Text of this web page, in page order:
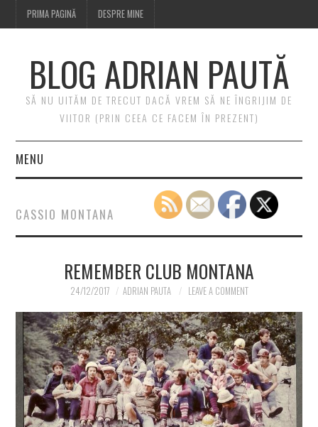
PRIMA PAGINĂ DESPRE MINE
BLOG ADRIAN PAUTĂ
SĂ NU UITĂM DE TRECUT DACĂ VREM SĂ NE ÎNGRIJIM DE
VIITOR (PRIN CEEA CE FACEM ÎN PREZENT)
MENU
DESPRE MINE
CASSIO MONTANA
REMEMBER CLUB MONTANA
24/12/2017 ADRIAN PAUTA LEAVE A COMMENT